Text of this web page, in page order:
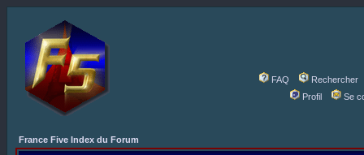
FAQ
Rechercher
Profil
Se
France Five Index du Forum